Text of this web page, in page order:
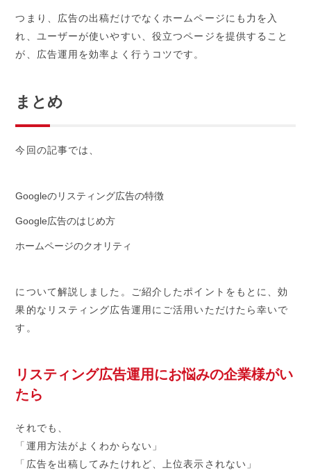
つまり、広告の出稿だけでなくホームページにも力を入
れ、ユーザーが使いやすい、役立つページを提供すること
が、広告運用を効率よく行うコツです。
まとめ
今回の記事では、
Googleのリスティング広告の特徴
Google広告のはじめ方
ホームページのクオリティ
について解説しました。ご紹介したポイントをもとに、効
果的なリスティング広告運用にご活用いただけたら幸いで
す。
リスティング広告運用にお悩みの企業様がい
たら
それでも、
「運用方法がよくわからない」
「広告を出稿してみたけれど、上位表示されない」